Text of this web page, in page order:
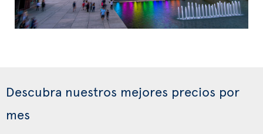
Descubra nuestros mejores precios por
mes